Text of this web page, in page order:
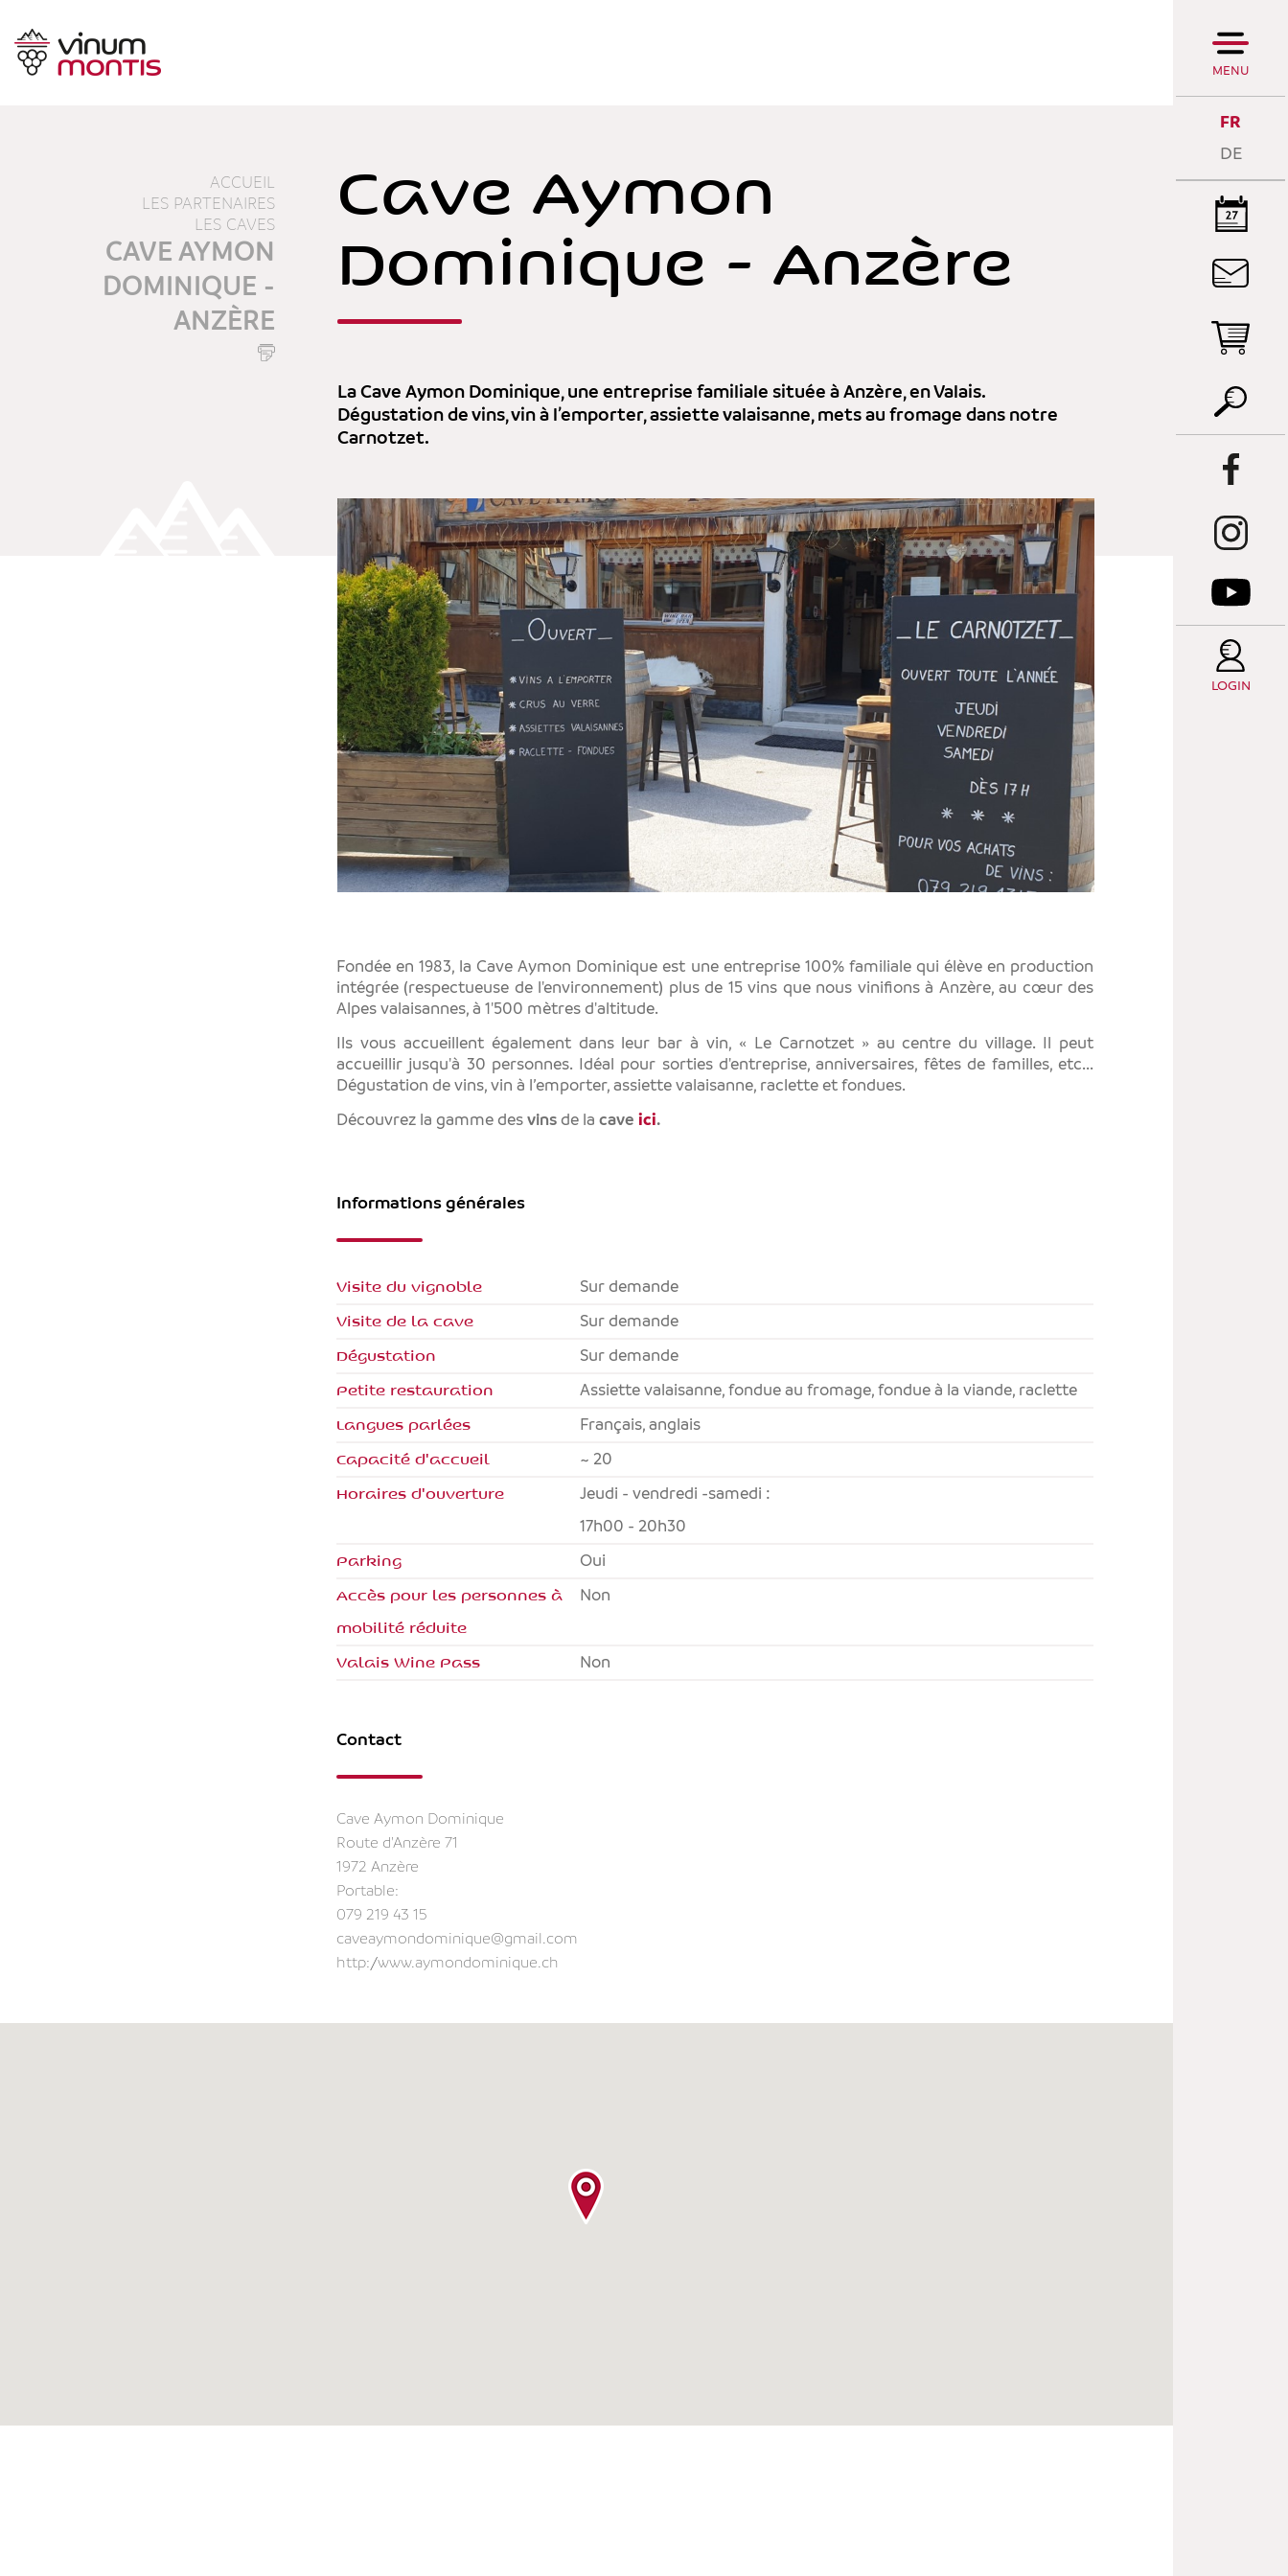
MENU
FR
DE
LOGIN
ACCUEIL
LES PARTENAIRES
LES CAVES
CAVE AYMON
DOMINIQUE -
ANZÈRE
Cave Aymon
Dominique - Anzère
La Cave Aymon Dominique, une entreprise familiale située à Anzère, en Valais.
Dégustation de vins, vin à l’emporter, assiette valaisanne, mets au fromage dans notre
Carnotzet.
Fondée en 1983, la Cave Aymon Dominique est une entreprise 100% familiale qui élève en production
intégrée (respectueuse de l'environnement) plus de 15 vins que nous vinifions à Anzère, au cœur des
Alpes valaisannes, à 1'500 mètres d'altitude.
Ils vous accueillent également dans leur bar à vin, « Le Carnotzet » au centre du village. Il peut
accueillir jusqu'à 30 personnes. Idéal pour sorties d'entreprise, anniversaires, fêtes de familles, etc...
Dégustation de vins, vin à l’emporter, assiette valaisanne, raclette et fondues.
Découvrez la gamme des vins de la cave ici.
Informations générales
Visite du vignoble Sur demande
Visite de la cave Sur demande
Dégustation Sur demande
Petite restauration Assiette valaisanne, fondue au fromage, fondue à la viande, raclette
Langues parlées français, anglais
Capacité d'accueil ~ 20
Horaires d'ouverture
Jeudi - vendredi -samedi :
17h00 - 20h30
Parking Oui
Accès pour les personnes à
mobilité réduite
non
Valais Wine Pass non
Contact
Cave Aymon Dominique
Route d'Anzère 71
1972 Anzère
Portable:
079 219 43 15
caveaymondominique@gmail.com
http://www.aymondominique.ch